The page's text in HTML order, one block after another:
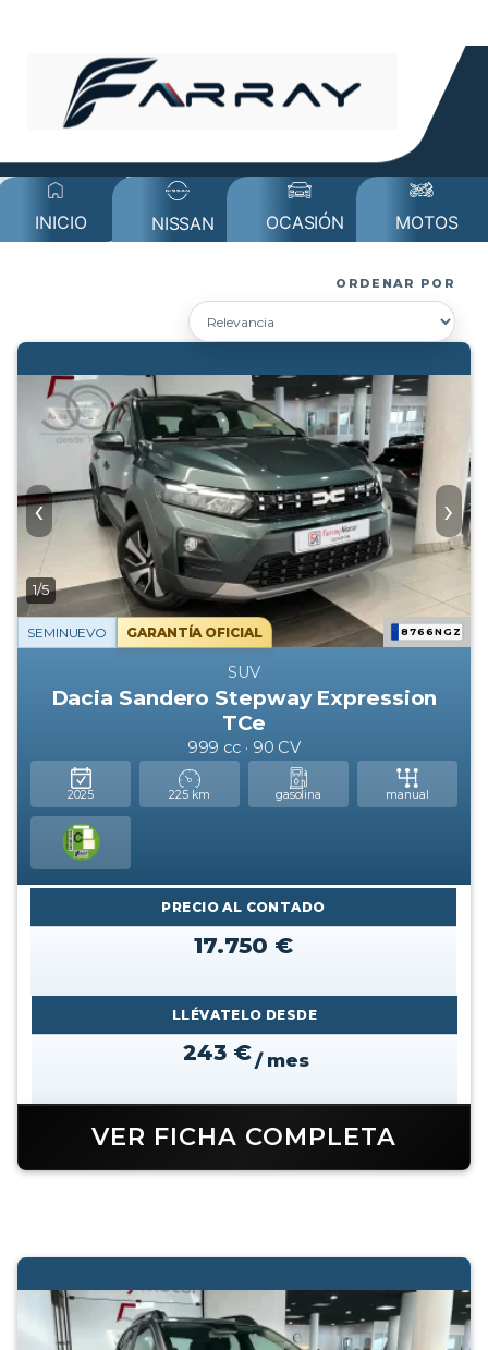
INICIO NISSAN OCASIÓN MOTOS
ORDENAR POR
‹ ›
1/5
SEMINUEVO GARANTÍA OFICIAL 8766NGZ
SUV
Dacia Sandero Stepway Expression
TCe
999 cc · 90 CV
2025 225 km gasolina manual
PRECIO AL CONTADO
17.750 €
LLÉVATELO DESDE
243 €/ mes
VER FICHA COMPLETA